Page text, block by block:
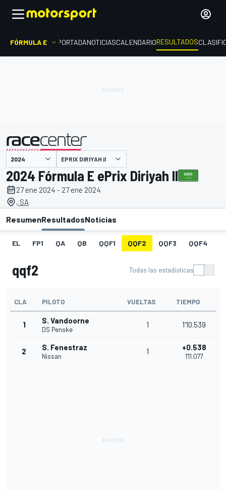
FÓRMULA E PORTADANOTICIASCALENDARIORESULTADOS
presentado por EPRIX DIRIYAH II
2024 Fórmula E ePrix Diriyah II
27 ene 2024 - 27 ene 2024
, SA
ResumenResultadosNoticias
EL FP1 QA QB QQF1 QQF2 QQF3 QQF4
qqf2 Todas las estadísticas
CLA PILOTO VUELTAS TIEMPO
1 S. Vandoorne
DS Penske
1 1'10.539
2 S. Fenestraz
Nissan
1 +0.538
1'11.077